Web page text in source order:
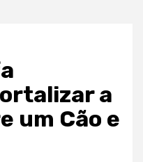
a
um Cão e